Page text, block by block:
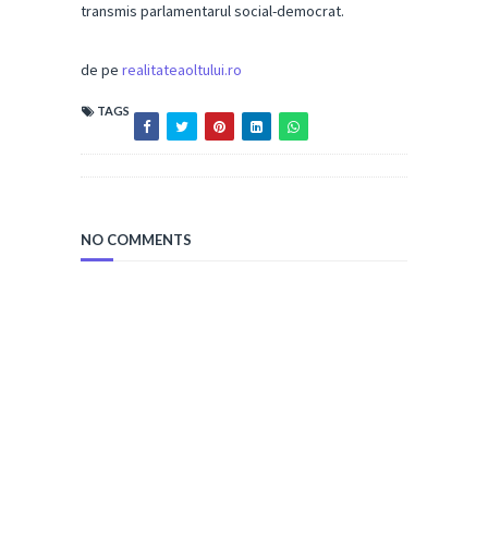
transmis parlamentarul social-democrat.
de pe realitateaoltului.ro
TAGS
NO COMMENTS